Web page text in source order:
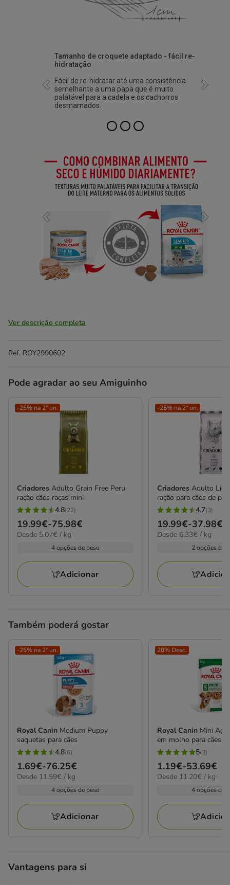
Tamanho de croquete adaptado - fácil re-
hidratação
Fácil de re-hidratar até uma consistência
semelhante a uma papa que é muito
palatável para a cadela e os cachorros
desmamados.
Previous Next
Previous Next
Ver descrição completa
Ref. ROY2990602
Pode agradar ao seu Amiguinho
-25% na 2ª un.
Criadores Adulto Grain Free Peru
ração cães raças mini
4.8
estrelas
com
avaliações
4.8(22)
Preço
de
75.98€
19.99€-75.98€
5.07€
Desde 5.07€ / kg
4 opções de peso
Adicionar
-25% na 2ª un.
CriadoresAdulto
ração para cães de
4.7
estrelas
com
avaliações
4.7(3)
Preço
de
37.98€
19.99€-37.98€
6.33€
Desde 6.33€ / kg
2 opções de
Também poderá gostar
-25% na 2ª un.
Royal Canin Medium Puppy
saquetas para cães
4.8
estrelas
com
avaliações
4.8(6)
Preço
de
76.25€
1.69€-76.25€
11.59€
Desde 11.59€ / kg
4 opções de peso
Adicionar
20% Desc.
Royal Canin Mini
em molho para cães
5
estrelas
com
avaliações
5(3)
Preço
de
53.69€
1.19€-53.69€
11.20€
Desde 11.20€ / kg
4 opções de
Vantagens para si